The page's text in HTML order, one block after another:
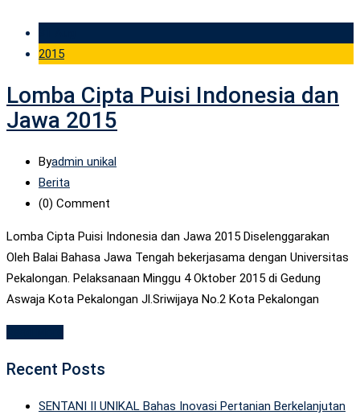
2015
Lomba Cipta Puisi Indonesia dan
Jawa 2015
Byadmin unikal
Berita
(0) Comment
Lomba Cipta Puisi Indonesia dan Jawa 2015 Diselenggarakan
Oleh Balai Bahasa Jawa Tengah bekerjasama dengan Universitas
Pekalongan. Pelaksanaan Minggu 4 Oktober 2015 di Gedung
Aswaja Kota Pekalongan Jl.Sriwijaya No.2 Kota Pekalongan
Recent Posts
SENTANI II UNIKAL Bahas Inovasi Pertanian Berkelanjutan